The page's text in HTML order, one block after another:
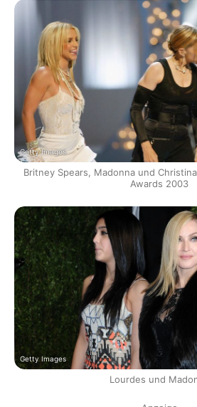
Getty Images
Britney Spears, Madonna und
Awards 2003
Getty Images
Lourdes und